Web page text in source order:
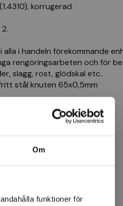
Om
funktioner för
korrugerad
i handeln förekommande
rengöringsarbeten och för
slagg, rost, glödskal etc..
stål knuten 65x0,5mm